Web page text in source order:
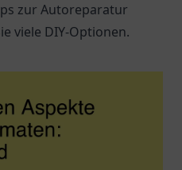
zur Autoreparatur
viele DIY-Optionen.